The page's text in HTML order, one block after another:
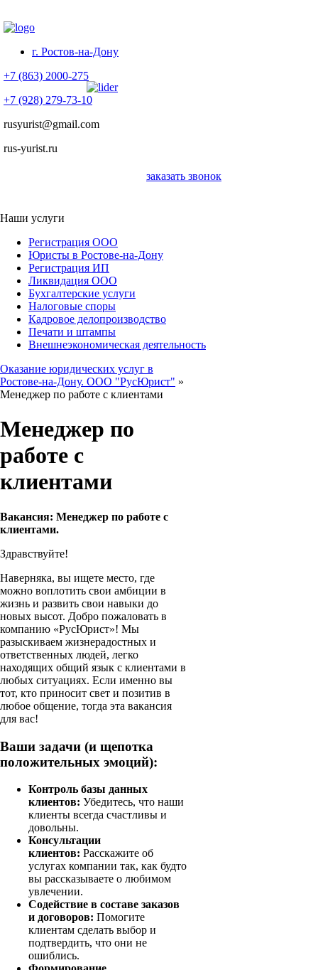
г. Ростов-на-Дону
+7 (863) 2000-275
+7 (928) 279-73-10
rusyurist@gmail.com
rus-yurist.ru
заказать звонок
Наши услуги
Регистрация ООО
Юристы в Ростове-на-Дону
Регистрация ИП
Ликвидация ООО
Бухгалтерские услуги
Налоговые споры
Кадровое делопроизводство
Печати и штампы
Внешнеэкономическая деятельность
Оказание юридических услуг в
Ростове-на-Дону. ООО "РусЮрист" »
Менеджер по работе с клиентами
Менеджер по
работе с
клиентами
Вакансия: Менеджер по работе с
клиентами.
Здравствуйте!
Наверняка, вы ищете место, где
можно воплотить свои амбиции в
жизнь и развить свои навыки до
новых высот. Добро пожаловать в
компанию «РусЮрист»! Мы
разыскиваем жизнерадостных и
ответственных людей, легко
находящих общий язык с клиентами в
любых ситуациях. Если именно вы
тот, кто приносит свет и позитив в
любое общение, тогда эта вакансия
для вас!
Ваши задачи (и щепотка
положительных эмоций):
Контроль базы данных
клиентов: Убедитесь, что наши
клиенты всегда счастливы и
довольны.
Консультации
клиентов: Расскажите об
услугах компании так, как будто
вы рассказываете о любимом
увлечении.
Содействие в составе заказов
и договоров: Помогите
клиентам сделать выбор и
подтвердить, что они не
ошиблись.